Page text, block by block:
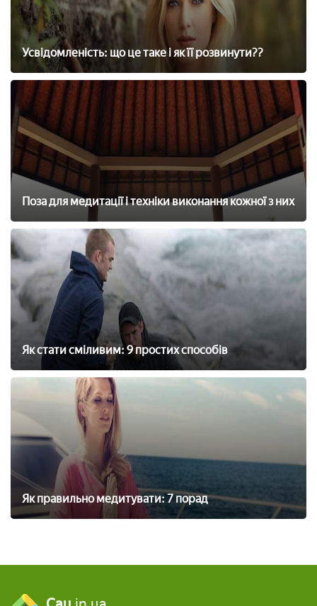
Усвідомленість: що це таке і як її розвинути??
Поза для медитації і техніки виконання кожної з них
Як стати сміливим: 9 простих способів
Як правильно медитувати: 7 порад